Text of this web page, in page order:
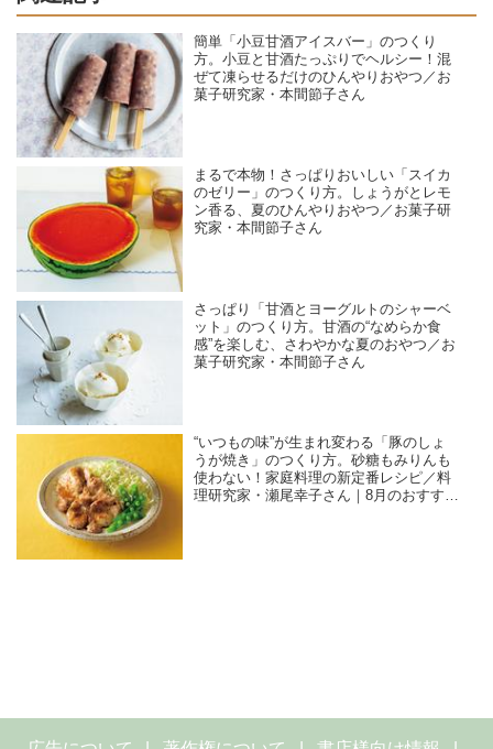
簡単「小豆甘酒アイスバー」のつくり
方。小豆と甘酒たっぷりでヘルシー！混
ぜて凍らせるだけのひんやりおやつ／お
菓子研究家・本間節子さん
まるで本物！さっぱりおいしい「スイカ
のゼリー」のつくり方。しょうがとレモ
ン香る、夏のひんやりおやつ／お菓子研
究家・本間節子さん
さっぱり「甘酒とヨーグルトのシャーベ
ット」のつくり方。甘酒の“なめらか食
感”を楽しむ、さわやかな夏のおやつ／お
菓子研究家・本間節子さん
“いつもの味”が生まれ変わる「豚のしょ
うが焼き」のつくり方。砂糖もみりんも
使わない！家庭料理の新定番レシピ／料
理研究家・瀬尾幸子さん｜8月のおすすめ